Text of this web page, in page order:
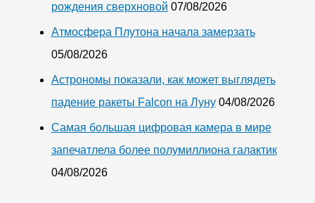
рождения сверхновой 07/08/2026
Атмосфера Плутона начала замерзать
05/08/2026
Астрономы показали, как может выглядеть
падение ракеты Falcon на Луну 04/08/2026
Самая большая цифровая камера в мире
запечатлела более полумиллиона галактик
04/08/2026